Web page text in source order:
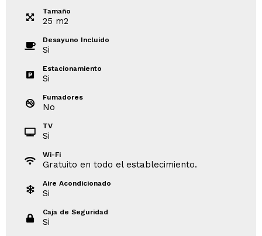
Tamaño
25 m2
Desayuno Incluido
Si
Estacionamiento
Si
Fumadores
No
TV
Si
Wi-Fi
Gratuito en todo el establecimiento.
Aire Acondicionado
Si
Caja de Seguridad
Si